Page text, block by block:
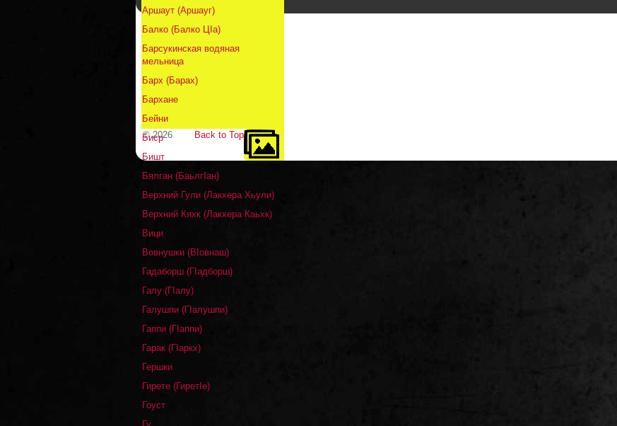
Аршаут (Аршауг)
Балко (Балко ЦIа)
Барсукинская водяная
мельница
Барх (Барах)
Бархане
Бейни
Биср
Бишт
Бялган (БаьлгIан)
Верхний Гули (Лакхера Хьули)
Верхний Кяхк (Лакхера Каьхк)
Вици
Вовнушки (ВIовнаш)
Гадаборш (ГIадборш)
Галу (ГIалу)
Галушпи (ГIалушпи)
Гаппи (ГIаппи)
Гарак (ГIаркх)
Гершки
Гирете (ГиретIе)
Гоуст
Back to Top
© 2026